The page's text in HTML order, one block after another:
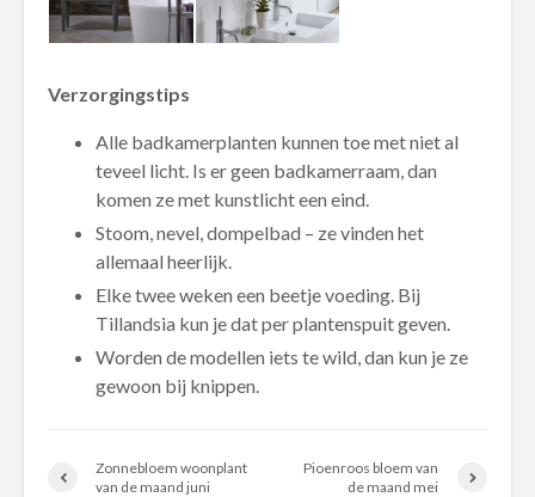
Verzorgingstips
Alle badkamerplanten kunnen toe met niet al
teveel licht. Is er geen badkamerraam, dan
komen ze met kunstlicht een eind.
Stoom, nevel, dompelbad – ze vinden het
allemaal heerlijk.
Elke twee weken een beetje voeding. Bij
Tillandsia kun je dat per plantenspuit geven.
Worden de modellen iets te wild, dan kun je ze
gewoon bij knippen.
Zonnebloem woonplant
van de maand juni
Pioenroos bloem van
de maand mei